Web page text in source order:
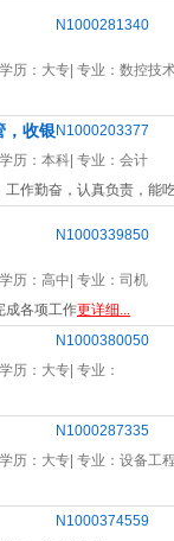
N1000281340
学历：大专| 专业： 数控技
，收银 N1000203377
学历：本科| 专业： 会计
作勤奋，认真负责，
N1000339850
学历：高中| 专业： 司机
成各项工作更详细...
N1000380050
学历：大专| 专业：
N1000287335
学历：大专| 专业： 设备工
N1000374559